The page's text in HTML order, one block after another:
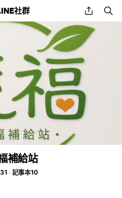
社群 share
補給站
記事本10